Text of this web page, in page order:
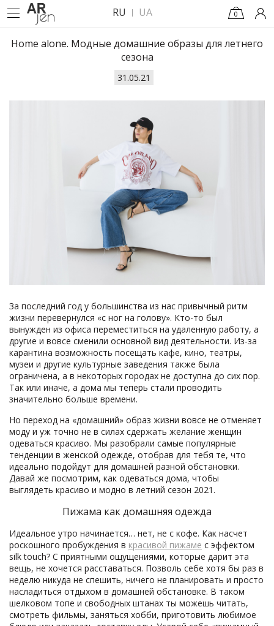
RU UA 0
Home alone. Модные домашние образы для летнего
сезона
31.05.21
За последний год у большинства из нас привычный ритм
жизни перевернулся «с ног на голову». Кто-то был
вынужден из офиса переместиться на удаленную работу, а
другие и вовсе сменили основной вид деятельности. Из-за
карантина возможность посещать кафе, кино, театры,
музеи и другие культурные заведения также была
ограничена, а в некоторых городах не доступна до сих пор.
Так или иначе, а дома мы теперь стали проводить
значительно больше времени.
Но переход на «домашний» образ жизни вовсе не отменяет
моду и уж точно не в силах сдержать желание женщин
одеваться красиво. Мы разобрали самые популярные
тенденции в женской одежде, отобрав для тебя те, что
идеально подойдут для домашней разной обстановки.
Давай же посмотрим, как одеваться дома, чтобы
выглядеть красиво и модно в летний сезон 2021.
Пижама как домашняя одежда
Идеальное утро начинается… нет, не с кофе. Как насчет
роскошного пробуждения в красивой пижаме с эффектом
silk touch? С приятными ощущениями, которые дарит эта
вещь, не хочется расставаться. Позволь себе хотя бы раз в
неделю никуда не спешить, ничего не планировать и просто
насладиться отдыхом в домашней обстановке. В таком
шелковом топе и свободных штанах ты можешь читать,
смотреть фильмы, заняться хобби, приготовить любимое